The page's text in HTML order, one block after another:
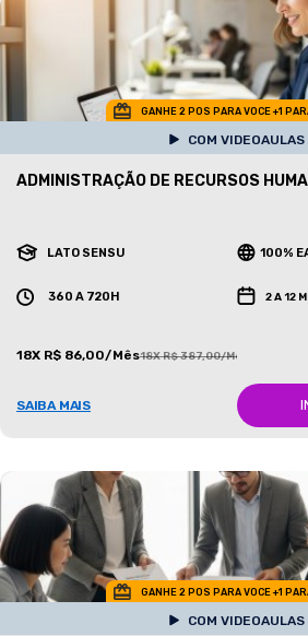
GANHE 2 POS PARA VOCE +1
COM VIDEOAULAS
ADMINISTRAÇÃO DE RECURSOS
LATO SENSU 100%
360 A 720H 2 A 12
18X R$ 86,00/Mês18X R$ 387,00/Mês
SAIBA MAIS
GANHE 2 POS PARA VOCE +1
COM VIDEOAULAS